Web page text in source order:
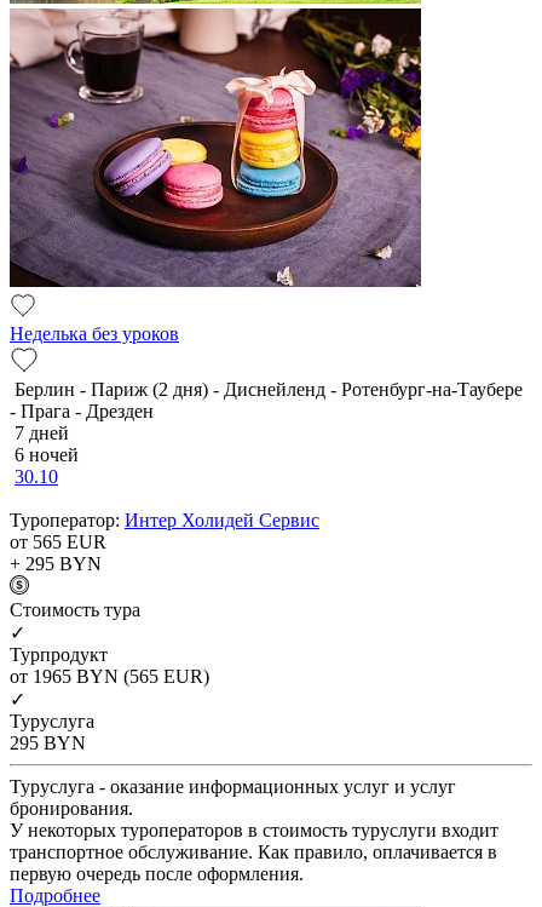
Неделька без уроков
Берлин - Париж (2 дня) - Диснейленд - Ротенбург-на-Таубере
- Прага - Дрезден
7 дней
6 ночей
30.10
Туроператор: Интер Холидей Сервис
от 565 EUR
+ 295 BYN
Cтоимость тура
✓
Турпродукт
от 1965 BYN (565 EUR)
✓
Туруслуга
295 BYN
Туруслуга - оказание информационных услуг и услуг
бронирования.
У некоторых туроператоров в стоимость туруслуги входит
транспортное обслуживание. Как правило, оплачивается в
первую очередь после оформления.
Подробнее